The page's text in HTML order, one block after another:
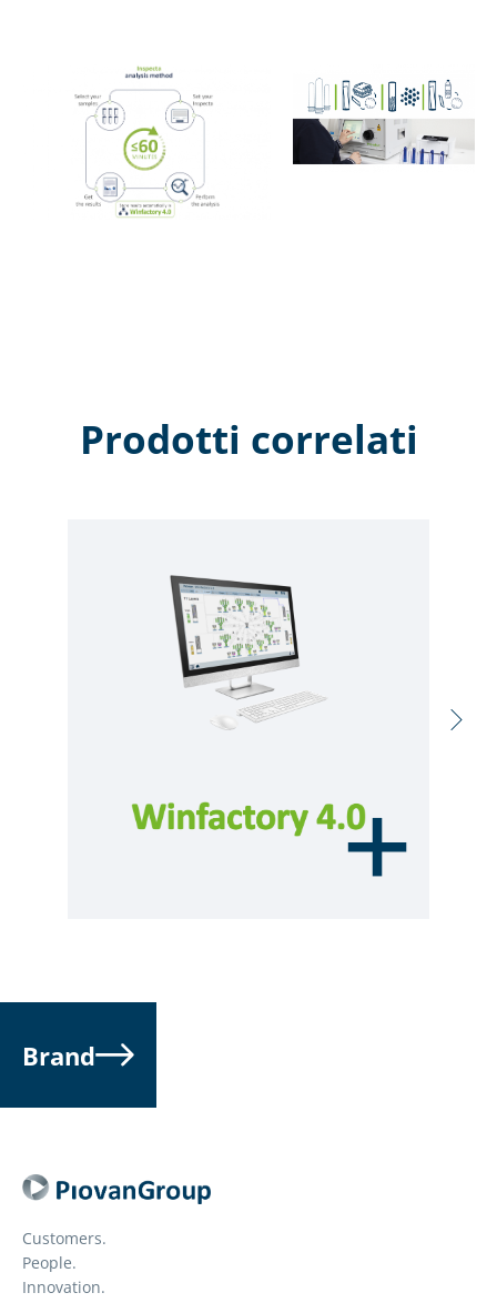
La tecnologia tradizionale del gascromatografo
richiede una preparazione del campione che rende
difficile il confronto tra laboratori. La tecnologia
Inspecta permette di ottenere risultati comparabili in
tutto il mondo, grazie alla procedura estremamente
semplice ed efficace.
Prodotti correlati
Brand
Customers.
People.
Innovation.